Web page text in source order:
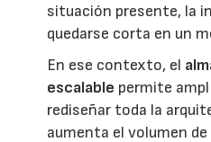
situación presente, la
quedarse corta en un
En ese contexto, el
escalable permite
rediseñar toda la
aumenta el volumen